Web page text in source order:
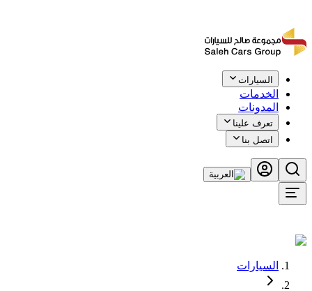
السيارات
الخدمات
المدونات
تعرف علينا
اتصل بنا
اطلب الآن
السيارات